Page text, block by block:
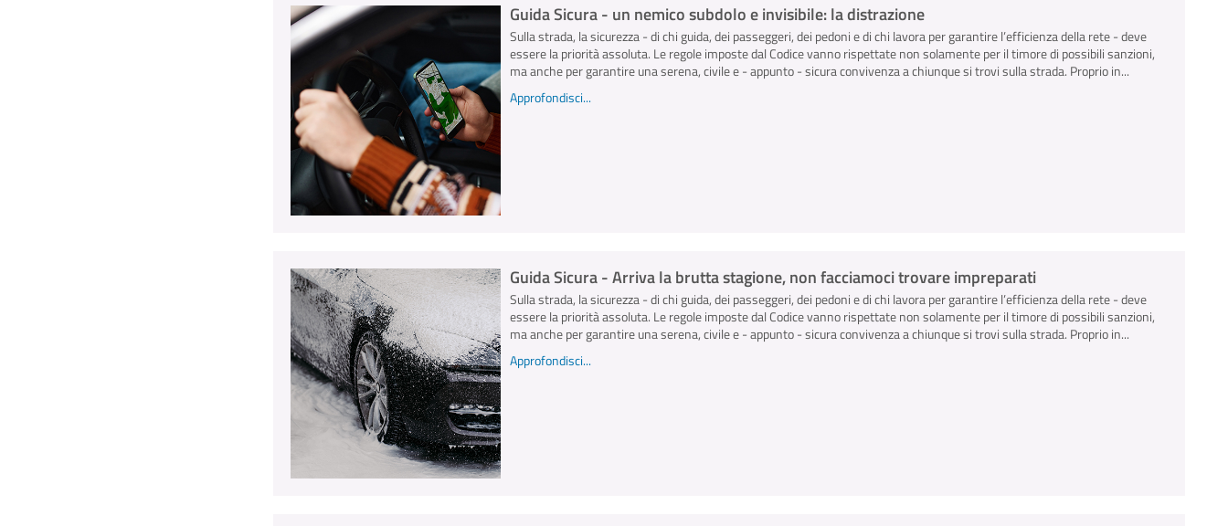
Guida Sicura - un nemico subdolo e invisibile: la distrazione
Sulla strada, la sicurezza - di chi guida, dei passeggeri, dei pedoni e di chi lavora per garantire l’efficienza della rete - deve
essere la priorità assoluta. Le regole imposte dal Codice vanno rispettate non solamente per il timore di possibili sanzioni,
ma anche per garantire una serena, civile e - appunto - sicura convivenza a chiunque si trovi sulla strada. Proprio in...
Approfondisci...
Guida Sicura - Arriva la brutta stagione, non facciamoci trovare impreparati
Sulla strada, la sicurezza - di chi guida, dei passeggeri, dei pedoni e di chi lavora per garantire l’efficienza della rete - deve
essere la priorità assoluta. Le regole imposte dal Codice vanno rispettate non solamente per il timore di possibili sanzioni,
ma anche per garantire una serena, civile e - appunto - sicura convivenza a chiunque si trovi sulla strada. Proprio in...
Approfondisci...